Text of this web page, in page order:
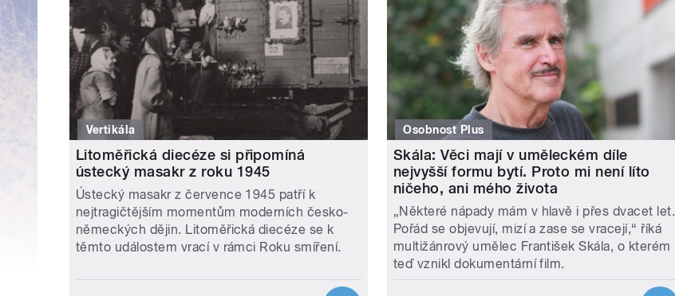
Vertikála
Litoměřická diecéze si připomíná
ústecký masakr z roku 1945
Ústecký masakr z července 1945 patří k
nejtragičtějším momentům moderních česko-
německých dějin. Litoměřická diecéze se k
těmto událostem vrací v rámci Roku smíření.
Osobnost Plus
Skála: Věci mají v uměleckém díle
nejvyšší formu bytí. Proto mi není líto
ničeho, ani mého života
„Některé nápady mám v hlavě i přes dvacet let.
Pořád se objevují, mizí a zase se vracejí,“ říká
multižánrový umělec František Skála, o kterém
teď vznikl dokumentární film.